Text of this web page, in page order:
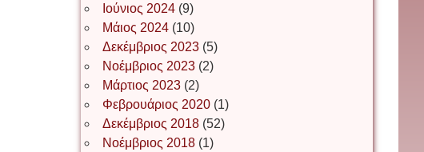
Ιωάννης Σ. Παπαφλωράτος
ΝΙΚΟΣ ΓΑΤΟΣ
Νίκος Λυγερός
Ιούνιος 2024 (9)
Μάιος 2024 (10)
Δεκέμβριος 2023 (5)
Νοέμβριος 2023 (2)
Μάρτιος 2023 (2)
Φεβρουάριος 2020 (1)
Δεκέμβριος 2018 (52)
Νοέμβριος 2018 (1)